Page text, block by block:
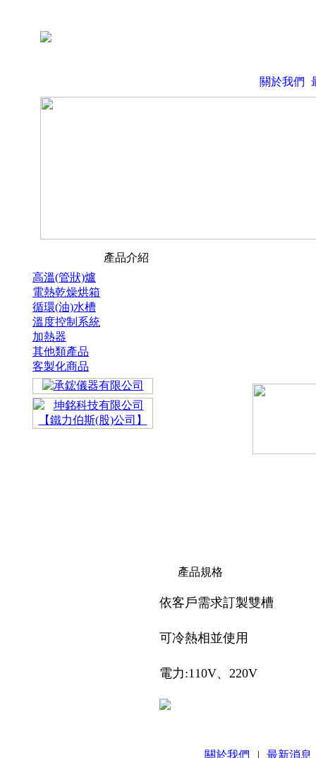
關於我們
產品介紹
高溫(管狀)爐
電熱乾燥烘箱
循環(油)水槽
溫度控制系統
加熱器
其他類產品
客製化商品
產品規格
依客戶需求訂製雙槽
可冷熱相並使用
電力:110V、220V
關於我們 | 最新消息